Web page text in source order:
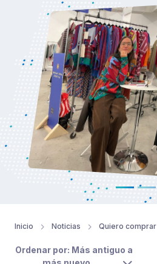
Inicio Noticias Quiero comprar
Ordenar por: Más antiguo a